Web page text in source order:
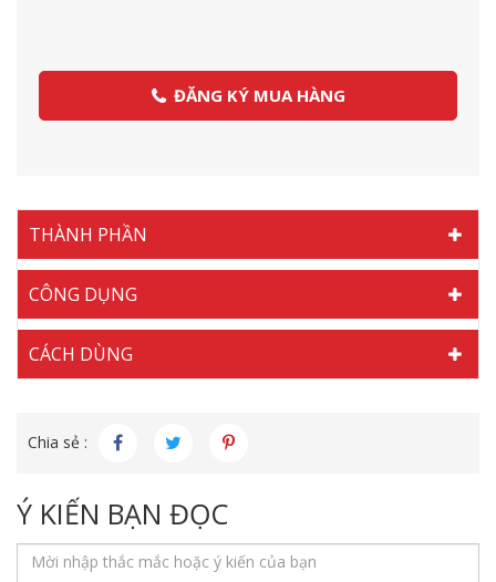
ĐĂNG KÝ MUA HÀNG
THÀNH PHẦN
CÔNG DỤNG
CÁCH DÙNG
Chia sẻ :
Ý KIẾN BẠN ĐỌC